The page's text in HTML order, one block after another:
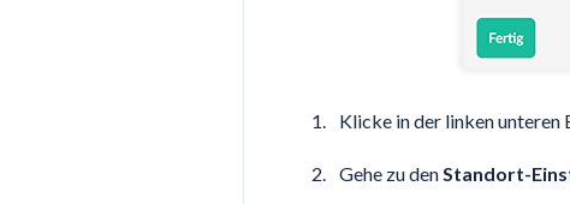
Klicke in der linken unteren
Gehe zu denStandort-